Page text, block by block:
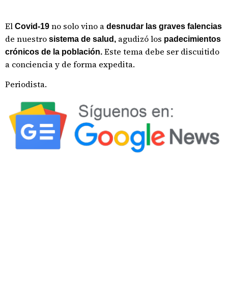
El Covid-19 no solo vino a desnudar las graves falencias
de nuestro sistema de salud, agudizó los padecimientos
crónicos de la población. Este tema debe ser discuitido
a conciencia y de forma expedita.
Periodista.